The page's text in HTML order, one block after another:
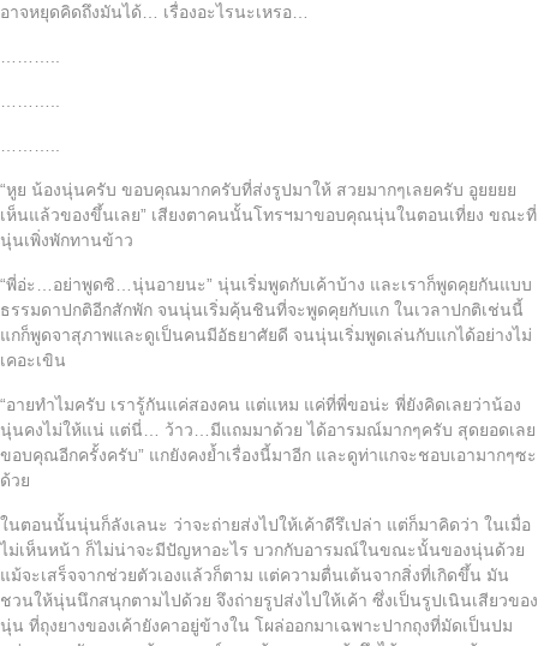
อาจหยุดคิดถึงมันได้… เรื่องอะไรนะเหรอ…
“หูย น้องนุ่นครับ ขอบคุณมากครับที่ส่งรูปมาให้ สวยมากๆเลยครับ อูยยยย
เห็นแล้วของขึ้นเลย” เสียงตาคนนั้นโทรฯมาขอบคุณนุ่นในตอนเที่ยง ขณะที่
นุ่นเพิ่งพักทานข้าว
“พี่อ่ะ…อย่าพูดซิ…นุ่นอายนะ” นุ่นเริ่มพูดกับเค้าบ้าง และเราก็พูดคุยกันแบบ
ธรรมดาปกติอีกสักพัก จนนุ่นเริ่มคุ้นชินที่จะพูดคุยกับแก ในเวลาปกติเช่นนี้
แกก็พูดจาสุภาพและดูเป็นคนมีอัธยาศัยดี จนนุ่นเริ่มพูดเล่นกับแกได้อย่างไม่
เคอะเขิน
“อายทำไมครับ เรารู้กันแค่สองคน แต่แหม แค่ที่พี่ขอน่ะ พี่ยังคิดเลยว่าน้อง
นุ่นคงไม่ให้แน่ แต่นี่… ว้าว…มีแถมมาด้วย ได้อารมณ์มากๆครับ สุดยอดเลย
ขอบคุณอีกครั้งครับ” แกยังคงย้ำเรื่องนี้มาอีก และดูท่าแกจะชอบเอามากๆซะ
ด้วย
ในตอนนั้นนุ่นก็ลังเลนะ ว่าจะถ่ายส่งไปให้เค้าดีรึเปล่า แต่ก็มาคิดว่า ในเมื่อ
ไม่เห็นหน้า ก็ไม่น่าจะมีปัญหาอะไร บวกกับอารมณ์ในขณะนั้นของนุ่นด้วย
แม้จะเสร็จจากช่วยตัวเองแล้วก็ตาม แต่ความตื่นเต้นจากสิ่งที่เกิดขึ้น มัน
ชวนให้นุ่นนึกสนุกตามไปด้วย จึงถ่ายรูปส่งไปให้เค้า ซึ่งเป็นรูปเนินเสียวของ
นุ่น ที่ถุงยางของเค้ายังคาอยู่ข้างใน โผล่ออกมาเฉพาะปากถุงที่มัดเป็นปม